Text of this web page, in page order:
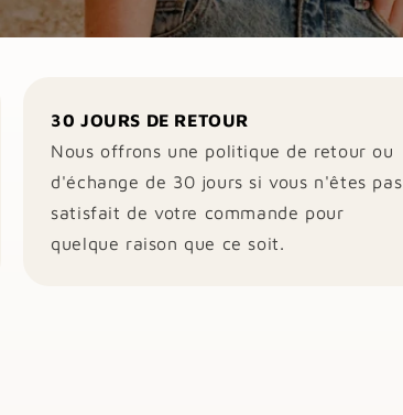
30 JOURS DE RETOUR
Nous offrons une politique de retour ou
d'échange de 30 jours si vous n'êtes pas
satisfait de votre commande pour
quelque raison que ce soit.